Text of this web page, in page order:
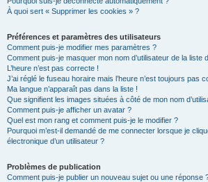
À quoi sert « Supprimer les cookies » ?
Préférences et paramètres des utilisateurs
Comment puis-je modifier mes paramètres ?
Comment puis-je masquer mon nom d’utilisateur de la liste
L’heure n’est pas correcte !
J’ai réglé le fuseau horaire mais l’heure n’est toujours pas
Ma langue n’apparaît pas dans la liste !
Que signifient les images situées à côté de mon nom
Comment puis-je afficher un avatar ?
Quel est mon rang et comment puis-je le modifier ?
Pourquoi m’est-il demandé de me connecter lorsque je
électronique d’un utilisateur ?
Problèmes de publication
Comment puis-je publier un nouveau sujet ou une réponse